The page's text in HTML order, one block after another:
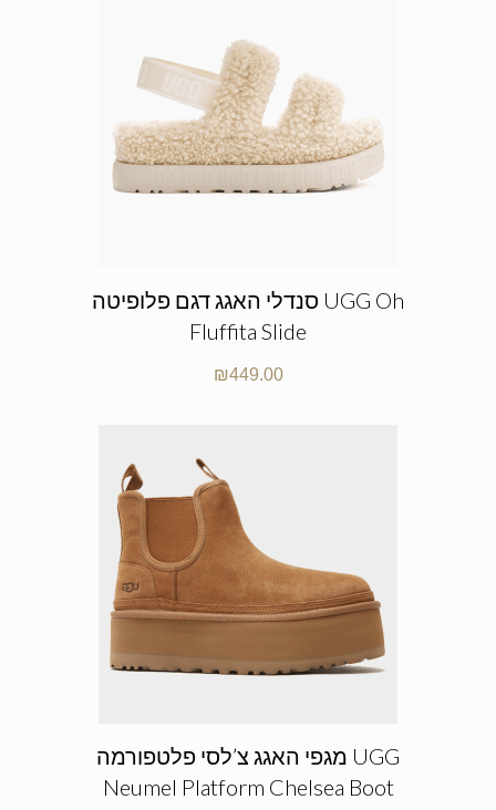
סנדלי האגג דגם פלופיטה UGG Oh
Fluffita Slide
₪449.00
מגפי האגג צ’לסי פלטפורמה UGG
Neumel Platform Chelsea Boot